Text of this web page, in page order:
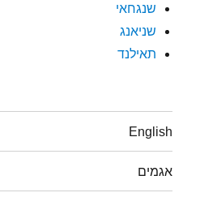
שנגחאי
שניאנג
תאילנד
English
אגמים